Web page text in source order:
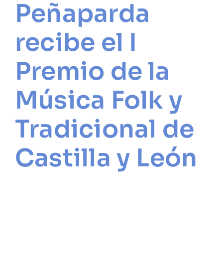
Peñaparda
recibe el I
Premio de la
Música Folk y
Tradicional de
Castilla y León